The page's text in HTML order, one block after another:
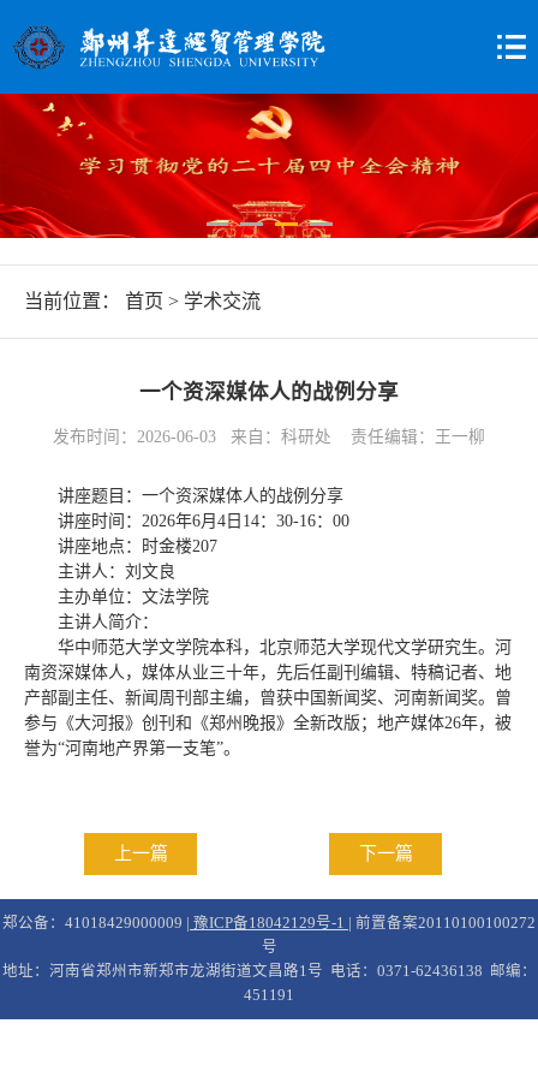
当前位置： 首页 > 学术交流
一个资深媒体人的战例分享
发布时间：2026-06-03 来自：科研处 责任编辑：王一柳
讲座题目：一个资深媒体人的战例分享
讲座时间：2026年6月4日14：30-16：00
讲座地点：时金楼207
主讲人：刘文良
主办单位：文法学院
主讲人简介：
华中师范大学文学院本科，北京师范大学现代文学研究生。河
南资深媒体人，媒体从业三十年，先后任副刊编辑、特稿记者、地
产部副主任、新闻周刊部主编，曾获中国新闻奖、河南新闻奖。曾
参与《大河报》创刊和《郑州晚报》全新改版；地产媒体26年，被
誉为“河南地产界第一支笔”。
上一篇 下一篇
郑公备：41018429000009 | 豫ICP备18042129号-1
| 前置备案20110100100272
号
地址：河南省郑州市新郑市龙湖街道文昌路1号 电话：0371-62436138 邮编：
451191